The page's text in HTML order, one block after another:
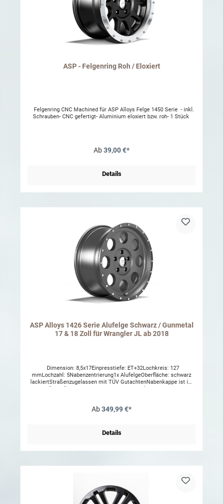
ASP - Felgenring Roh / Eloxiert
Felgenring CNC Machined für ASP Alloys Felge 1450 Serie - inkl.
Schrauben- CNC gefertigt- Aluminium eloxiert bzw. roh- 1 Stück
Ab39,00 €*
Details
ASP Alloys 1426 Serie Alufelge Schwarz / Gunmetal
17 & 18 Zoll für Wrangler JL ab 2018
Dimension: 8,5x17Einpresstiefe: ET+32Lochkreis: 127
mmLochzahl: 5Nabenzentrierung1x AlufelgeOberfläche: schwarz
lackiertStraßenzugelassen mit TÜV GutachtenNabenkappe ist im
bei uns im Shop unter folgenden Nummern finden 1403.25 oder
5/60R17275/65R17285/70R17315/70R1733x12,50R1735x12,50R17z
COC Papiere vorgelegt werden in denen eine 17'' Variante
diesem Fahrzeug 17'' Felgen montiert werden können (z.B. für
Ab349,99 €*
Details